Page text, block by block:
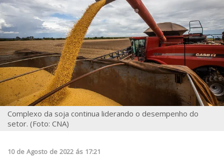
Complexo da soja continua liderando o desempenho do
setor. (Foto: CNA)
10 de Agosto de 2022 ás 17:21